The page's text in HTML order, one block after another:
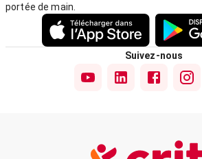
portée de main.
Suivez-nous